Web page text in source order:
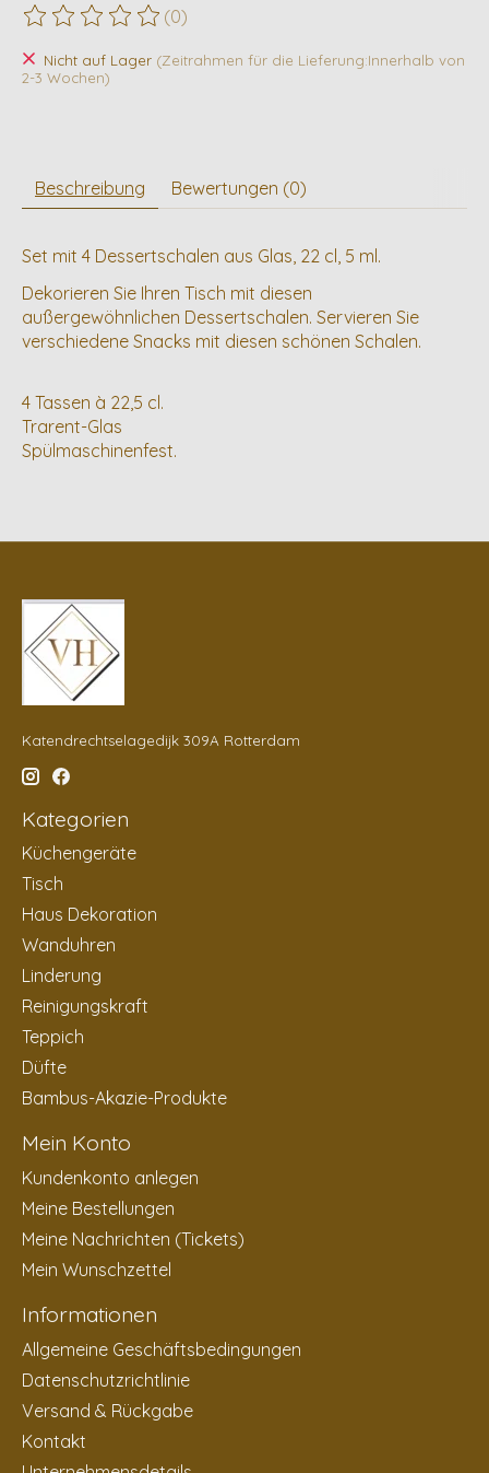
Die Bewertung dieses Produkts ist
(0)
Nicht auf Lager (Zeitrahmen für die Lieferung:Innerhalb von
2-3 Wochen)
Beschreibung Bewertungen (0)
Set mit 4 Dessertschalen aus Glas, 22 cl, 5 ml.
Dekorieren Sie Ihren Tisch mit diesen
außergewöhnlichen Dessertschalen. Servieren Sie
verschiedene Snacks mit diesen schönen Schalen.
4 Tassen à 22,5 cl.
Trarent-Glas
Spülmaschinenfest.
Katendrechtselagedijk 309A Rotterdam
Kategorien
Küchengeräte
Tisch
Haus Dekoration
Wanduhren
Linderung
Reinigungskraft
Teppich
Düfte
Bambus-Akazie-Produkte
Mein Konto
Kundenkonto anlegen
Meine Bestellungen
Meine Nachrichten (Tickets)
Mein Wunschzettel
Informationen
Allgemeine Geschäftsbedingungen
Datenschutzrichtlinie
Versand & Rückgabe
Kontakt